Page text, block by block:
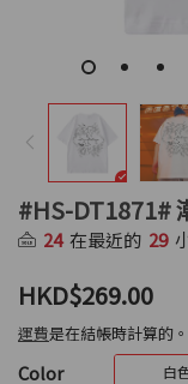
#HS-DT1871#
24 在最近的 29
HKD$269.00
運費是在結帳時計算的。
Color 白